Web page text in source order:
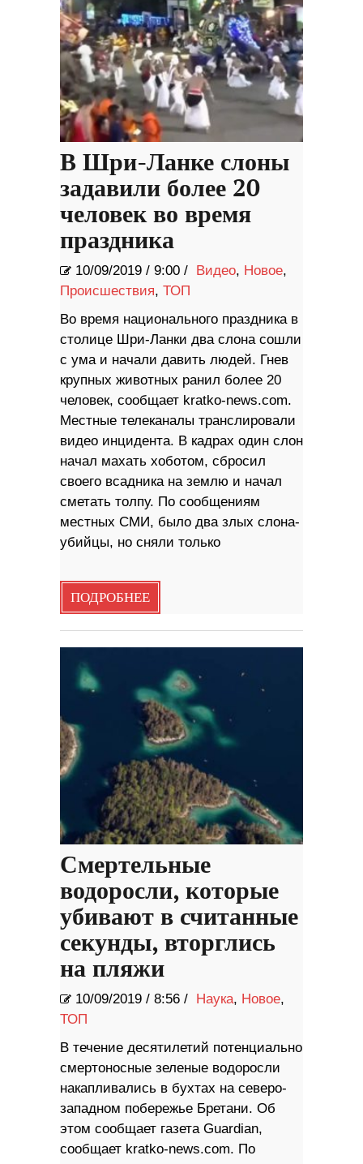
В Шри-Ланке слоны
задавили более 20
человек во время
праздника
10/09/2019 / 9:00 / Видео, Новое,
Происшествия, ТОП
Во время национального праздника в
столице Шри-Ланки два слона сошли
с ума и начали давить людей. Гнев
крупных животных ранил более 20
человек, сообщает kratko-news.com.
Местные телеканалы транслировали
видео инцидента. В кадрах один слон
начал махать хоботом, сбросил
своего всадника на землю и начал
сметать толпу. По сообщениям
местных СМИ, было два злых слона-
убийцы, но сняли только
ПОДРОБНЕЕ
Смертельные
водоросли, которые
убивают в считанные
секунды, вторглись
на пляжи
10/09/2019 / 8:56 / Наука, Новое,
ТОП
В течение десятилетий потенциально
смертоносные зеленые водоросли
накапливались в бухтах на северо-
западном побережье Бретани. Об
этом сообщает газета Guardian,
сообщает kratko-news.com. По